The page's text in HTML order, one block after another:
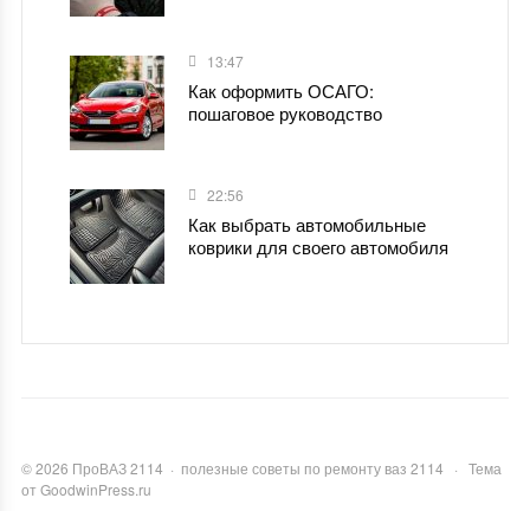
13:47
Как оформить ОСАГО:
пошаговое руководство
22:56
Как выбрать автомобильные
коврики для своего автомобиля
©2026 ПроВАЗ 2114 · полезные советы по ремонту ваз 2114 · Тема
от GoodwinPress.ru